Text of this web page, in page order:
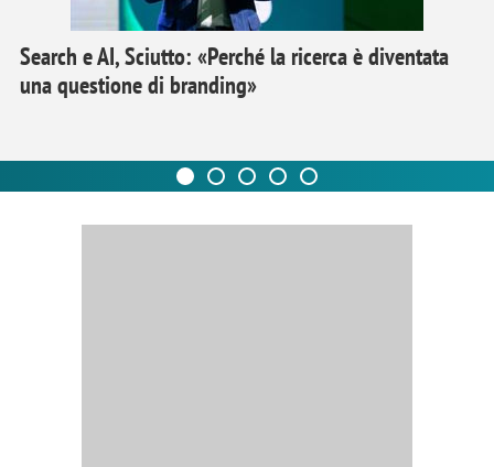
Search e AI, Sciutto: «Perché la ricerca è diventata
una questione di branding»